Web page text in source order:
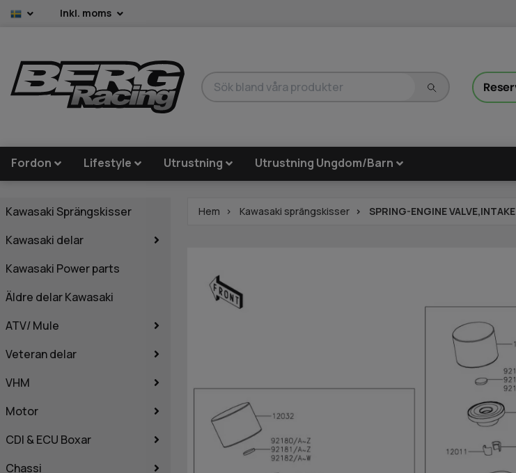
Inkl. moms
Fordon Lifestyle Utrustning Utrustning Ungdom/Barn
Kawasaki Sprängskisser
Kawasaki delar
Kawasaki Power parts
Äldre delar Kawasaki
ATV/ Mule
Veteran delar
VHM
Motor
CDI & ECU Boxar
Chassi
Hem Kawasaki sprängskisser SPRING-ENGINE VALVE,INTAKE